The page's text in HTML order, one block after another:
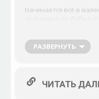
Начинается всё в
праздничного парада.
остров Мадейра. Да что
РАЗВЕРНУТЬ
ЧИТАТЬ